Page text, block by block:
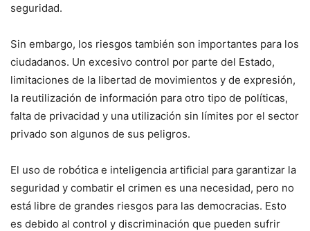
seguridad.
Sin embargo, los riesgos también son importantes para los
ciudadanos. Un excesivo control por parte del Estado,
limitaciones de la libertad de movimientos y de expresión,
la reutilización de información para otro tipo de políticas,
falta de privacidad y una utilización sin límites por el sector
privado son algunos de sus peligros.
El uso de robótica e inteligencia artificial para garantizar la
seguridad y combatir el crimen es una necesidad, pero no
está libre de grandes riesgos para las democracias. Esto
es debido al control y discriminación que pueden sufrir